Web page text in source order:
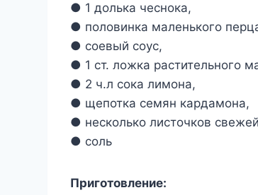
● 1 долька чеснока,
● половинка маленького
● соевый соус,
● 1 ст. ложка растительного
● 2 ч.л сока лимона,
● щепотка семян кардамона,
● несколько листочков
● соль
Приготовление: